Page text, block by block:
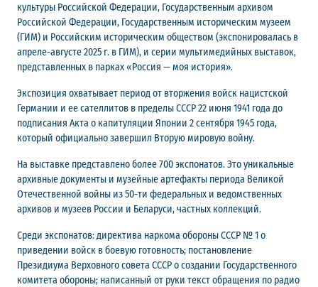
культуры Российской Федерации, Государственным архивом
Российской Федерации, Государственным историческим музеем
(ГИМ) и Российским историческим обществом (экспонировалась в
апреле-августе 2025 г. в ГИМ), и серии мультимедийных выставок,
представленных в парках «Россия — моя история».
Экспозиция охватывает период от вторжения войск нацистской
Германии и ее сателлитов в пределы СССР 22 июня 1941 года до
подписания Акта о капитуляции Японии 2 сентября 1945 года,
который официально завершил Вторую мировую войну.
На выставке представлено более 700 экспонатов. Это уникальные
архивные документы и музейные артефакты периода Великой
Отечественной войны из 50-ти федеральных и ведомственных
архивов и музеев России и Беларуси, частных коллекций.
Среди экспонатов: директива наркома обороны СССР № 1 о
приведении войск в боевую готовность; постановление
Президиума Верховного совета СССР о создании Государственного
комитета обороны; написанный от руки текст обращения по радио